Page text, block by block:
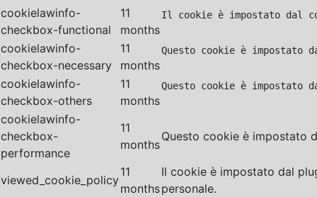
cookielawinfo-
checkbox-functional
11
months
Il cookie è impostato dal
cookielawinfo-
checkbox-necessary
11
months
Questo cookie è impostato
cookielawinfo-
checkbox-others
11
months
Questo cookie è
cookielawinfo-
checkbox-
performance
11
months
Questo cookie è impostato
viewed_cookie_policy
11
months
Il cookie è impostato dal
personale.